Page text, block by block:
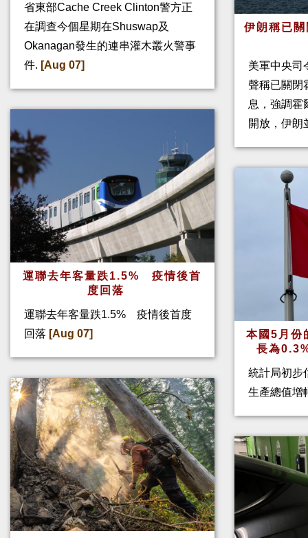
省東部Cache Creek Clinton警方正
在調查今個星期在Shuswap及
Okanagan發生的連串灌木叢火警事
件. [Aug 07]
運聯去年客量跌1.5% 疫情後首
度回落
運聯去年客量跌1.5% 疫情後首度
回落 [Aug 07]
伊朗稱已
美軍中央司
聲稱已關閉
息，強調霍
開放，伊
本國5月份
長為
統計局初步
生產總值增